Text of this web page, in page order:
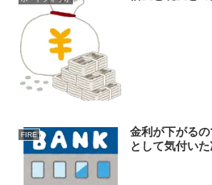
FIRE
金利が下がる
として気付い